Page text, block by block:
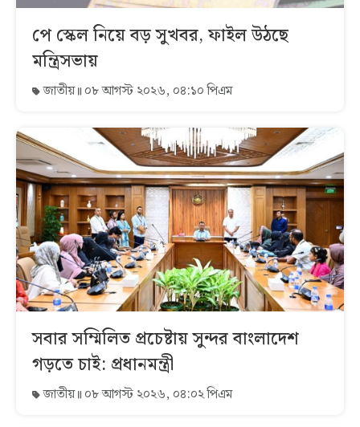
পে স্কেল নিয়ে বড় সুখবর, ফাইল উঠছে
মন্ত্রিসভায়
জাতীয় ০৮ আগস্ট ২০২৬, ০৪:১০ পিএম
সবার সম্মিলিত প্রচেষ্টায় সুন্দর বাংলাদেশ
গড়তে চাই: প্রধানমন্ত্রী
জাতীয় ০৮ আগস্ট ২০২৬, ০৪:০২ পিএম